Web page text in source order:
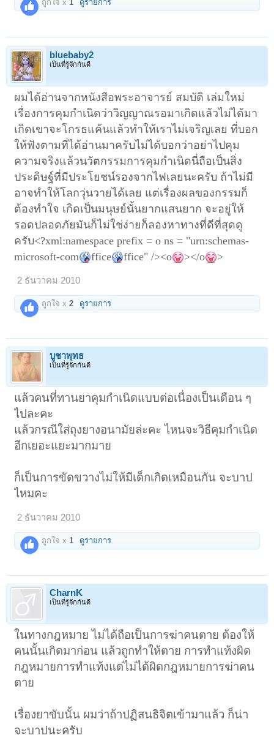
ถูกใจ x1 ดูรายการ
bluebaby2
เป็นที่รู้จักกันดี
ผมได้อ่านจากหนังสือพระอาจารย์ สมบัติ เล่มใหม่
เรื่องการคุมกำเนิดว่าวิญญาณรอมาเกิดแล้วไม่ได้มา
เกิดเขาจะโกรธแค้นแล้วทำให้เราไม่เจริญเลย ที่บอก
ให้ฟังตามที่ได้อ่านมาครับไม่ได้บอกว่าอย่าไปคุม
ความจริงแล้วนวัตกรรมการคุมกำเนิดนี่ถือเป็นสิ่ง
ประดิษฐ์ที่มีประโยชน์รองจากไฟเลยนะครับ ถ้าไม่มี
อาจทำให้โลกวุ่นวายได้เลย แต่เรื่องผลของกรรมก็
ต้องทำใจ เกิดเป็นมนุษย์นั้นยากแสนยาก จะอยู่ให้
รอดปลอดภัยมันก็ไม่ใช่ง่ายก็ลองหาทางที่ดีที่สุดดู
ครับ<?xml:namespace prefix = o ns = "urn:schemas-
microsoft-com
ffice ffice" /><o ></o >
2 ธันวาคม 2010
ถูกใจ x2 ดูรายการ
บูชาพุทธ
เป็นที่รู้จักกันดี
แล้วคนที่ทานยาคุมกำเนิดแบบต่อเนื่องเป็นเดือน ๆ
ไปละคะ
แล้วกรณีใส่ถุงยางอนามัยล่ะคะ ไหนจะวิธีคุมกำเนิด
อีกเยอะแยะมากมาย
ก็เป็นการขัดขวางไม่ให้มีเด็กเกิดเหมือนกัน จะบาป
ไหมคะ
2 ธันวาคม 2010
ถูกใจ x 1 ดูรายการ
CharnK
เป็นที่รู้จักกันดี
ในทางกฎหมาย ไม่ได้ถือเป็นการฆ่าคนตาย ต้องให้
คนนั้นเกิดมาก่อน แล้วถูกทำให้ตาย การทำแท้งผิด
กฎหมายการทำแท้งแต่ไม่ได้ผิดกฎหมายการฆ่าคน
ตาย
เรื่องยาขับนั้น ผมว่าถ้าปฏิสนธิจิตเข้ามาแล้ว ก็น่า
จะบาปนะครับ